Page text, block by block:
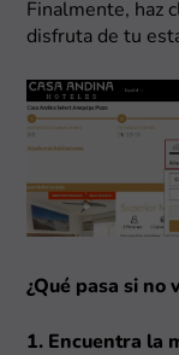
Finalmente, haz
disfruta de tu
¿Qué pasa si no
1. Encuentra la